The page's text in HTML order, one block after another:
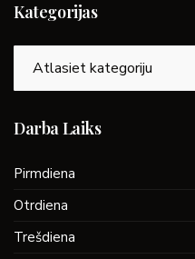
Kategorijas
Darba Laiks
Pirmdiena
Otrdiena
Trešdiena